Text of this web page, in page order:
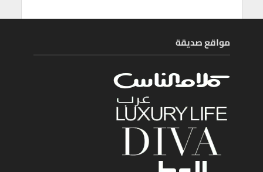
مواقع صديقة